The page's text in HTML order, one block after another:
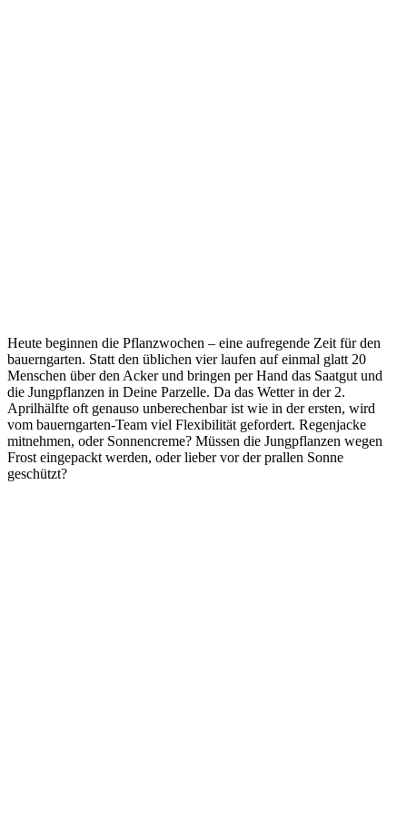
Heute beginnen die Pflanzwochen – eine aufregende Zeit für den
bauerngarten. Statt den üblichen vier laufen auf einmal glatt 20
Menschen über den Acker und bringen per Hand das Saatgut und
die Jungpflanzen in Deine Parzelle. Da das Wetter in der 2.
Aprilhälfte oft genauso unberechenbar ist wie in der ersten, wird
vom bauerngarten-Team viel Flexibilität gefordert. Regenjacke
mitnehmen, oder Sonnencreme? Müssen die Jungpflanzen wegen
Frost eingepackt werden, oder lieber vor der prallen Sonne
geschützt?